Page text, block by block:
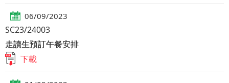
06/09/2023
SC23/24003
走讀生預訂午餐安排
下載